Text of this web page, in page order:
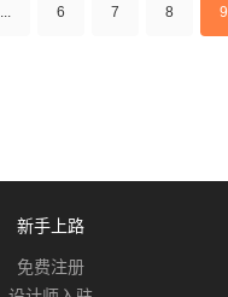
... 6 7 8 9
新手上路
免费注册